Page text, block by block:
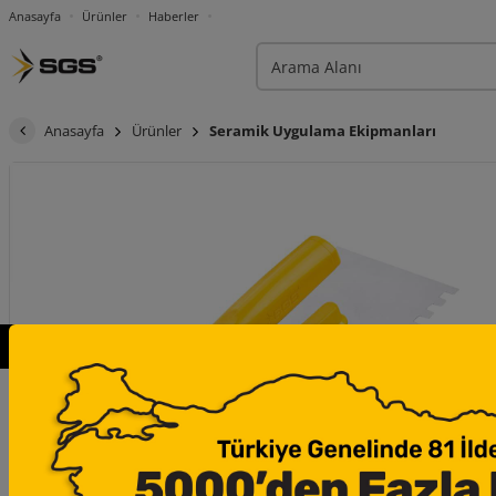
Anasayfa Ürünler Haberler
Anasayfa Ürünler Seramik Uygulama Ekipmanları